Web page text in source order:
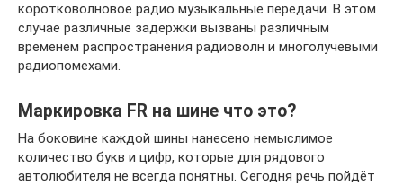
коротковолновое радио музыкальные передачи. В этом
случае различные задержки вызваны различным
временем распространения радиоволн и многолучевыми
радиопомехами.
Маркировка FR на шине что это?
На боковине каждой шины нанесено немыслимое
количество букв и цифр, которые для рядового
автолюбителя не всегда понятны. Сегодня речь пойдёт